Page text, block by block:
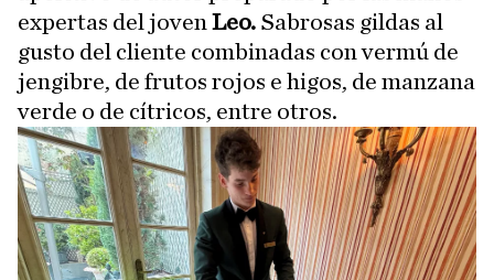
expertas del joven Leo. Sabrosas gildas al
gusto del cliente combinadas con vermú de
jengibre, de frutos rojos e higos, de manzana
verde o de cítricos, entre otros.